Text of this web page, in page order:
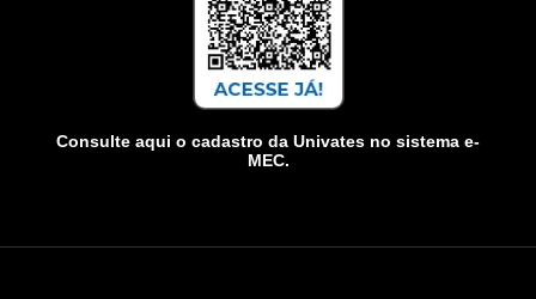
Consulte aqui o cadastro da Univates no sistema e-
MEC.